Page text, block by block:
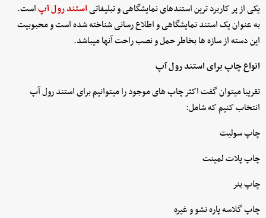
یکی از پر کاربرد ترین استندهای نمایشگاهی و تبلیغاتیاستند رول آپاست.
به عنوان یک استند نمایشگاهی و اطلاع رسانی شناخته شده است و محبوبیت
این دسته از سازه ها بخاطر حمل و نصب راحت آنها میباشد.
انواع چاپ برای استند رول آپ
تقریبا میتوان گفت اکثر چاپ های موجود را میتوانیم برای استند رول آپ
انتخاب کنیم که شامل:
چاپ سولیت
چاپ پلات لمینت
چاپ بنر
چاپ گلاسه پاره نشو و غیره